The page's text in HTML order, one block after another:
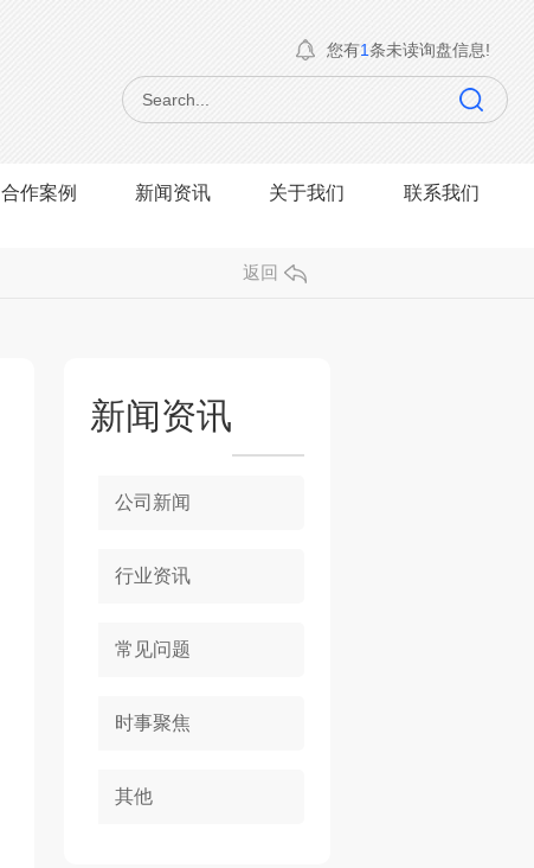
您有1条未读询盘信息!
合作案例 新闻资讯 关于我们 联系我们
返回
新闻资讯
公司新闻
行业资讯
常见问题
时事聚焦
其他